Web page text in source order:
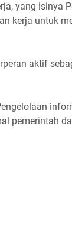
yang isinya
kerja untuk
aktif
pemerintah